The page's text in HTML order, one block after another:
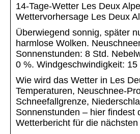
14-Tage-Wetter Les Deux
Wettervorhersage Les Deux
Überwiegend sonnig, später
harmlose Wolken.
Sonnenstunden: 8 Std.
0 %. Windgeschwindigkeit:
Wie wird das Wetter in Les
Temperaturen, Neuschnee-
Schneefallgrenze,
Sonnenstunden – hier findest
Wetterbericht für die nächsten